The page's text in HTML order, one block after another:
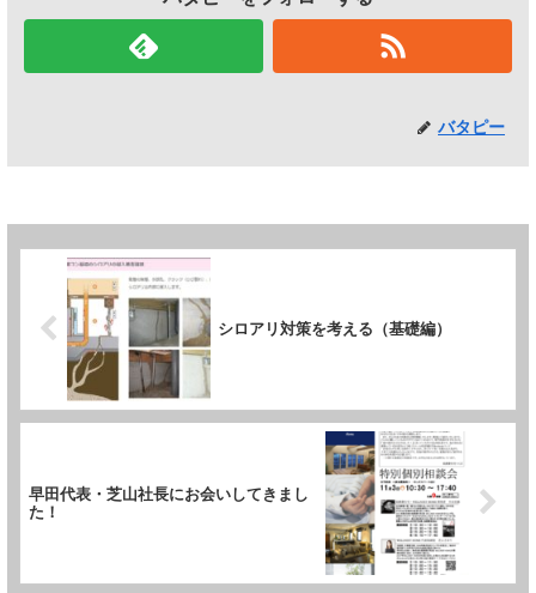
バタピー
シロアリ対策を考える（基礎編）
早田代表・芝山社長にお会いしてきまし
た！